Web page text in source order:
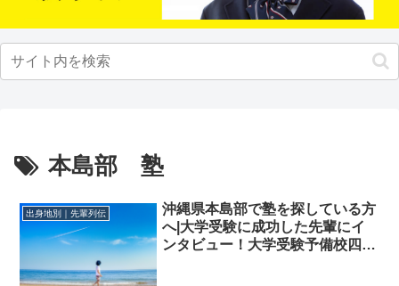
本島部 塾
出身地別｜先輩列伝
沖縄県本島部で塾を探している方
へ|大学受験に成功した先輩にイ
ンタビュー！大学受験予備校四谷